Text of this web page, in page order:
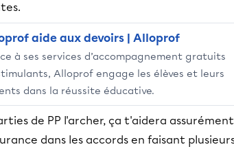
aide aux devoirs | Alloprof
à ses services d’accompagnement gratuits
Alloprof engage les élèves et leurs
dans la réussite éducative.
de PP l'archer, ça t'aidera
dans les accords en faisant